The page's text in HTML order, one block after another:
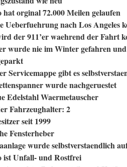
hat orginal 72.000 Meilen gelaufen
Ueberfuehrung nach Los Angeles
der 911’er waehrend der Fahrt
wurde nie im Winter gefahren
Servicemappe gibt es
wurde nachgeruestet
Edelstahl Waermetauscher
Fahrzeughalter: 2
seit 1999
Fensterheber
wurde selbstverstaendlich
ist Unfall- und Rostfrei